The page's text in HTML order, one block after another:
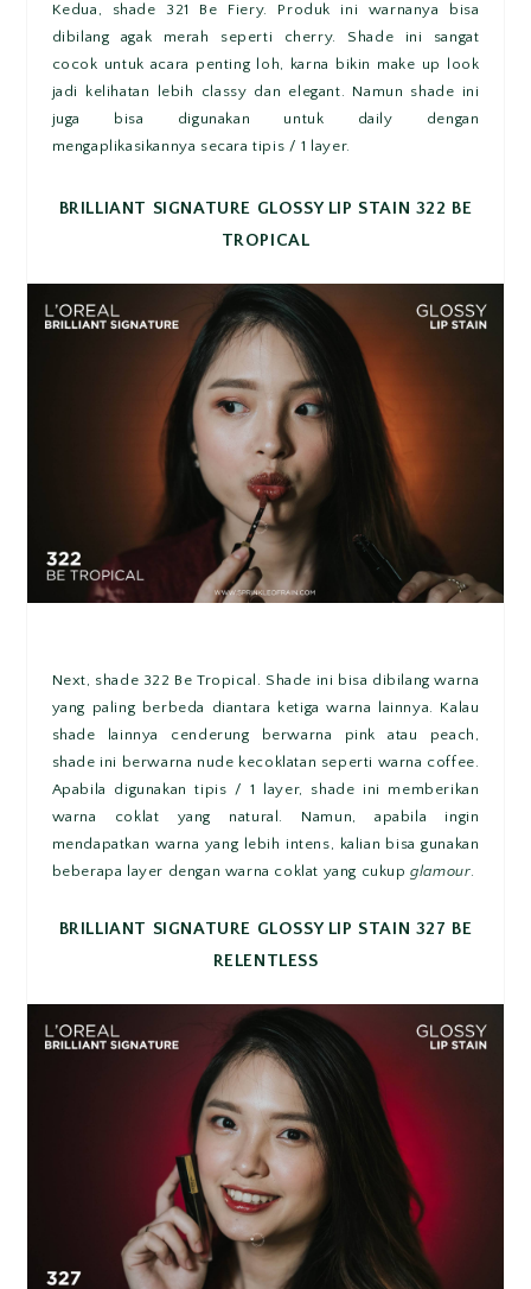
Kedua, shade 321 Be Fiery. Produk ini warnanya bisa
dibilang agak merah seperti cherry. Shade ini sangat
cocok untuk acara penting loh, karna bikin make up look
jadi kelihatan lebih classy dan elegant. Namun shade ini
juga bisa digunakan untuk daily dengan
mengaplikasikannya secara tipis / 1 layer.
BRILLIANT SIGNATURE GLOSSY LIP STAIN 322 BE
TROPICAL
Next, shade 322 Be Tropical. Shade ini bisa dibilang warna
yang paling berbeda diantara ketiga warna lainnya. Kalau
shade lainnya cenderung berwarna pink atau peach,
shade ini berwarna nude kecoklatan seperti warna coffee.
Apabila digunakan tipis / 1 layer, shade ini memberikan
warna coklat yang natural. Namun, apabila ingin
mendapatkan warna yang lebih intens, kalian bisa gunakan
beberapa layer dengan warna coklat yang cukupglamour.
BRILLIANT SIGNATURE GLOSSY LIP STAIN 327 BE
RELENTLESS